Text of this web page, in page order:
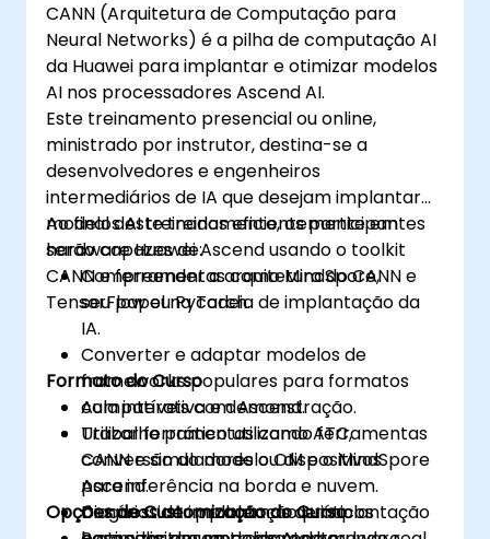
CANN (Arquitetura de Computação para
Neural Networks) é a pilha de computação AI
da Huawei para implantar e otimizar modelos
AI nos processadores Ascend AI.
Este treinamento presencial ou online,
ministrado por instrutor, destina-se a
desenvolvedores e engenheiros
intermediários de IA que desejam implantar
modelos AI treinados eficientemente em
hardware Huawei Ascend usando o toolkit
CANN e ferramentas como MindSpore,
TensorFlow ou PyTorch.
Ao final deste treinamento, os participantes
serão capazes de:
Compreender a arquitetura do CANN e
seu papel na cadeia de implantação da
IA.
Converter e adaptar modelos de
frameworks populares para formatos
compatíveis com Ascend.
Utilizar ferramentas como ATC,
conversão do modelo OM e o MindSpore
para inferência na borda e nuvem.
Diagnosticar problemas de implantação
Formato do Curso
Aula interativa e demonstração.
Trabalho prático utilizando ferramentas
CANN e simuladores ou dispositivos
Ascend.
Cenários de implantação práticos
Opções de Customização do Curso